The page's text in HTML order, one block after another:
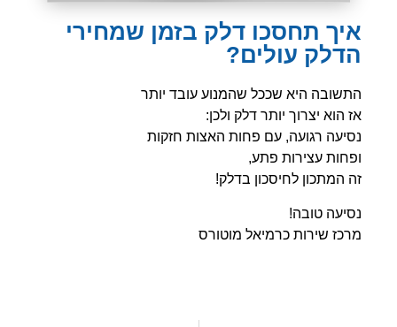
איך תחסכו דלק בזמן שמחירי
הדלק עולים?
התשובה היא שככל שהמנוע עובד יותר
אז הוא יצרוך יותר דלק ולכן:
נסיעה רגועה, עם פחות האצות חזקות
ופחות עצירות פתע,
זה המתכון לחיסכון בדלק!
נסיעה טובה!
מרכז שירות כרמיאל מוטורס